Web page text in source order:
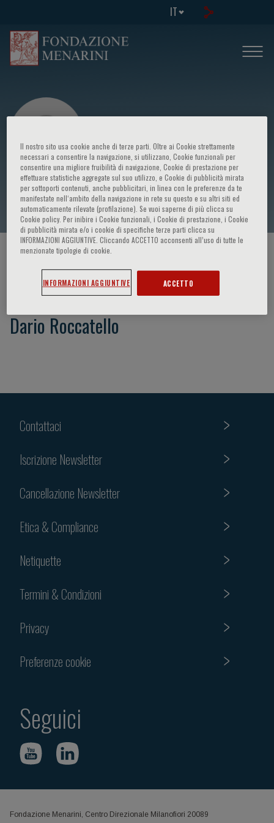
IT
Dario Roccatello
HOME PAGE / CORSI ED EVENTI
Dario Roccatello
Contattaci
Iscrizione Newsletter
Cancellazione Newsletter
Etica & Compliance
Netiquette
Termini & Condizioni
Privacy
Preferenze cookie
Seguici
Fondazione Menarini, Centro Direzionale Milanofiori 20089
Il nostro sito usa cookie anche di terze parti. Oltre ai Cookie strettamente
necessari a consentire la navigazione, si utilizzano, Cookie funzionali per
consentire una migliore fruibilità di navigazione, Cookie di prestazione per
effettuare statistiche aggregate sul suo utilizzo, e Cookie di pubblicità mirata
per sottoporti contenuti, anche pubblicitari, in linea con le preferenze da te
manifestate nell‘ambito della navigazione in rete su questo e su altri siti ed
automaticamente rilevate (profilazione). Se vuoi saperne di più clicca su
Cookie policy. Per inibire i Cookie funzionali, i Cookie di prestazione, i Cookie
di pubblicità mirata e/o i cookie di specifiche terze parti clicca su
INFORMAZIONI AGGIUNTIVE. Cliccando ACCETTO acconsenti all’uso di tutte le
menzionate tipologie di cookie.
INFORMAZIONI AGGIUNTIVE ACCETTO